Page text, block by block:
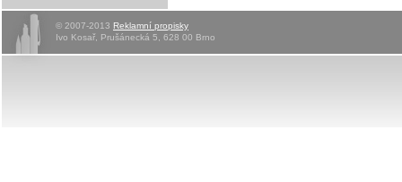
© 2007-2013 Reklamní propisky
Ivo Kosař, Prušánecká 5, 628 00 Brno